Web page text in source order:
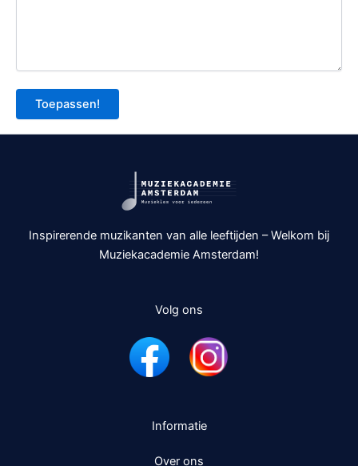
Inspirerende muzikanten van alle leeftijden – Welkom bij
Muziekacademie Amsterdam!
Volg ons
Informatie
Over ons